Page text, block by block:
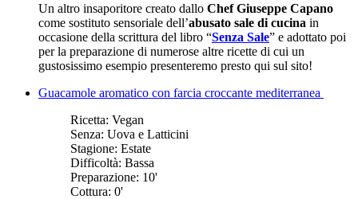
Un altro insaporitore creato dallo Chef Giuseppe Capano
come sostituto sensoriale dell’abusato sale di cucina in
occasione della scrittura del libro “Senza Sale” e adottato poi
per la preparazione di numerose altre ricette di cui un
gustosissimo esempio presenteremo presto qui sul sito!
Guacamole aromatico con farcia croccante mediterranea
Ricetta: Vegan
Senza: Uova e Latticini
Stagione: Estate
Difficoltà: Bassa
Preparazione: 10'
Cottura: 0'